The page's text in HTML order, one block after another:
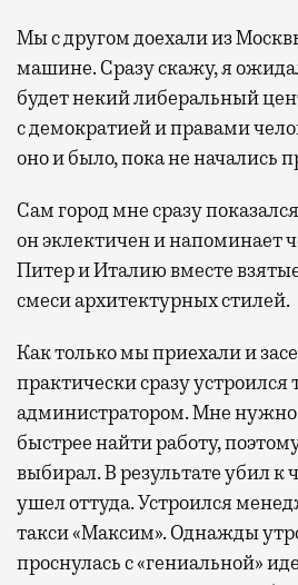
Мы с другом доехали из
машине. Сразу скажу, я
будет некий либеральный
с демократией и правами
оно и было, пока не начались
Сам город мне сразу
он эклектичен и напоминает
Питер и Италию вместе
смеси архитектурных стилей.
Как только мы приехали и
практически сразу
администратором. Мне
быстрее найти работу,
выбирал. В результате убил к
ушел оттуда. Устроился
такси «Максим». Однажды
проснулась с «гениальной»